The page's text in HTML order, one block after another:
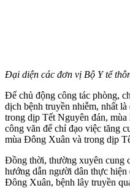
Đại diện các đơn vị Bộ Y tế
Để chủ động công tác phòng,
dịch bệnh truyền nhiễm, nhất
trong dịp Tết Nguyên đán,
công văn để chỉ đạo việc tăng
mùa Đông Xuân và trong dịp
Đồng thời, thường xuyên cung
hướng dẫn người dân thực hiện
Đông Xuân, bệnh lây truyền